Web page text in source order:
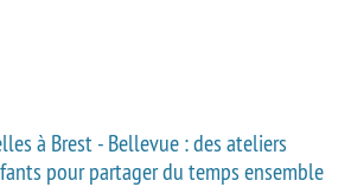
à Brest - Bellevue : des ateliers
pour partager du temps ensemble